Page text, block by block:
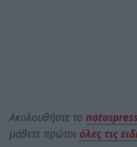
Ακολουθήστε το
μάθετε πρώτοι όλες τις